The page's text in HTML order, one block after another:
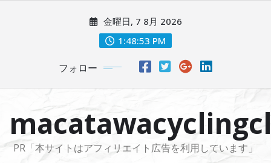
に
金曜日, 7 8月 2026
1:48:54 PM
フォロー
PR「本サイトはアフィリエイト広告を利用しています」